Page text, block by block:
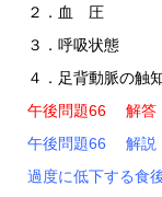
２．血 圧
３．呼吸状態
４．足背動脈の触
午後問題66 解
午後問題66 解説
過度に低下する食